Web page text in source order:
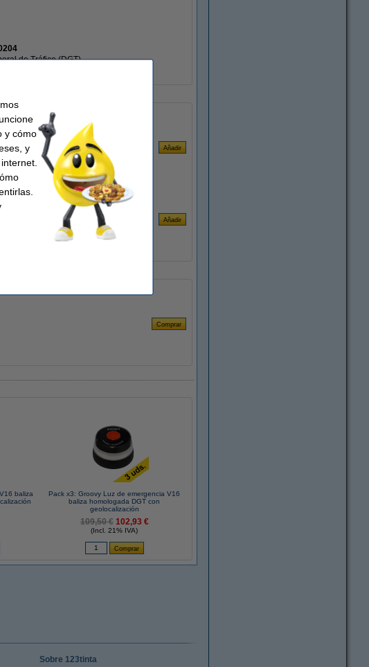
de Tráfico (DGT).
baliza
Pack x3: Groovy Luz de emergencia V16
baliza homologada DGT con
geolocalización
109,50 € 102,93 €
(Incl. 21% IVA)
Sobre 123tinta
y cómo
y